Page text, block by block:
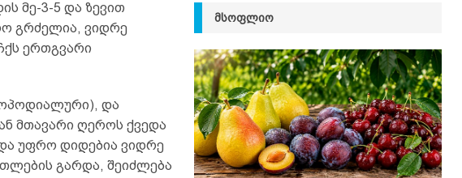
მე-3-5 და ზევით
გრძელია, ვიდრე
ერთგვარი
და
მთავარი ღეროს ქვედა
უფრო დიდებია ვიდრე
გარდა, შეიძლება
ᲛᲡᲝᲤᲚᲘᲝ